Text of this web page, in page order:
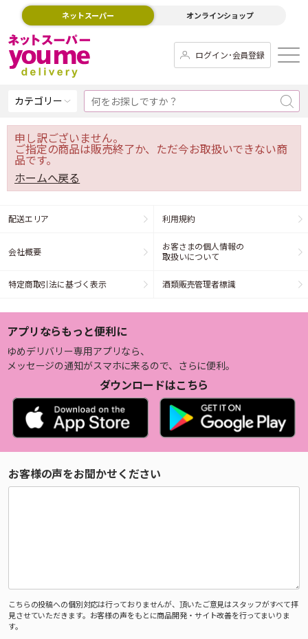
ネットスーパー オンラインショップ
ログイン･会員登録
カテゴリー
申し訳ございません。
ご指定の商品は販売終了か、ただ今お取扱いできない商
品です。
ホームへ戻る
配送エリア 利用規約
会社概要
お客さまの個人情報の
取扱いについて
特定商取引法に基づく表示 酒類販売管理者標識
アプリならもっと便利に
ゆめデリバリー専用アプリなら、
メッセージの通知がスマホに来るので、さらに便利。
ダウンロードはこちら
お客様の声をお聞かせください
こちらの投稿への個別対応は行っておりませんが、頂いたご意見はスタッフがすべて拝
見させていただきます。お客様の声をもとに商品開発・サイト改善を行ってまいりま
す。